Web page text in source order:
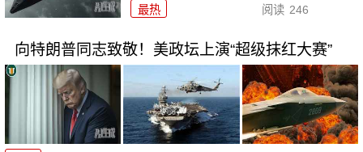
最热 阅读 246
向特朗普同志致敬！美政坛上演“超级抹红大赛”